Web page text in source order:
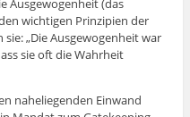
Ausgewogenheit (das
wichtigen Prinzipien der
„Die Ausgewogenheit war
sie oft die Wahrheit
naheliegenden Einwand